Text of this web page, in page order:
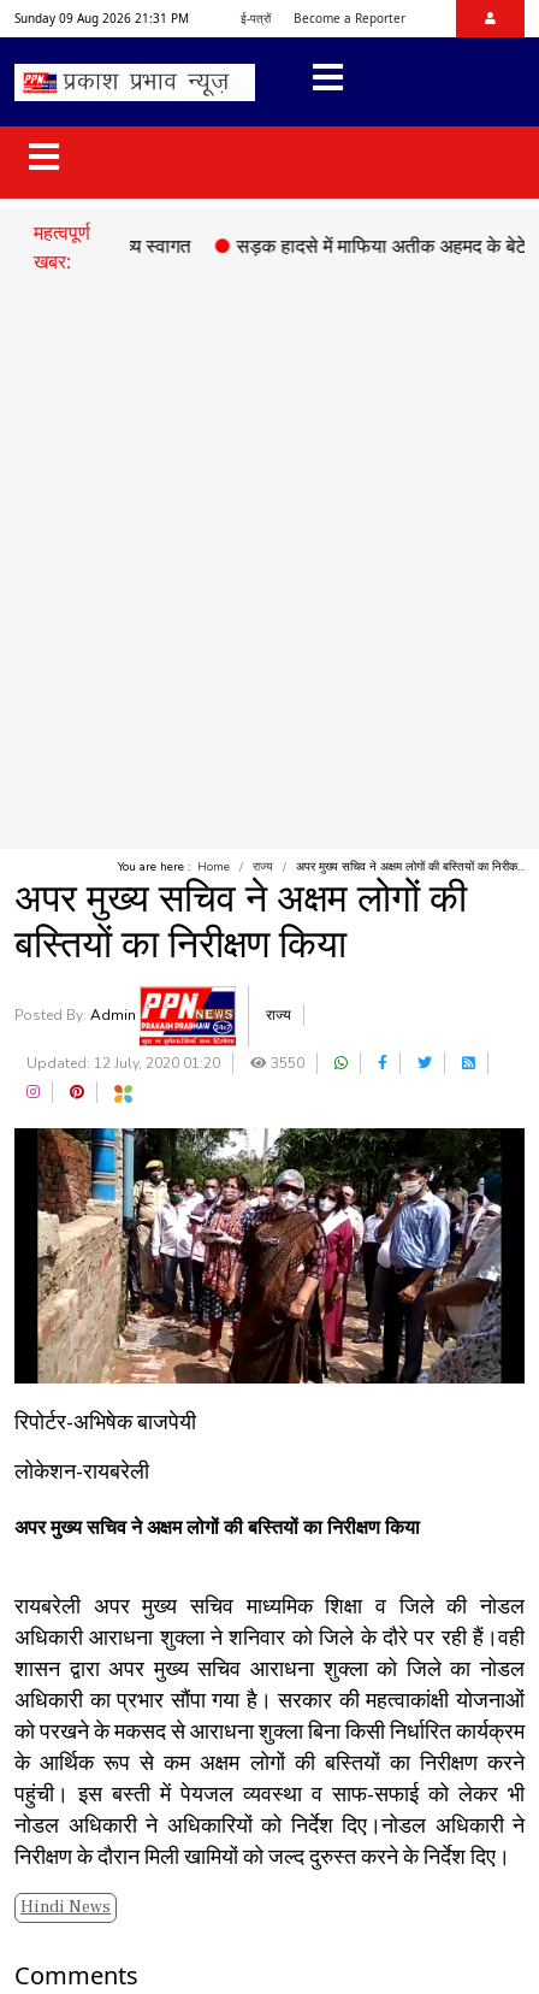
Sunday 09 Aug 2026 21:31 PM ई-पत्रों Become a Reporter
महत्वपूर्ण
खबर:
में हुआ भव्य स्वागत ●सड़क हादसे में माफिया अतीक अहमद के बेटे अबान की
You are here : Home राज्य अपर मुख्य सचिव ने अक्षम लोगों की बस्तियों का निरीक...
अपर मुख्य सचिव ने अक्षम लोगों की
बस्तियों का निरीक्षण किया
Posted By: Admin राज्य
Updated: 12 July, 2020 01:20 3550
रिपोर्टर-अभिषेक बाजपेयी
लोकेशन-रायबरेली
अपर मुख्य सचिव नेअक्षम लोगों की बस्तियों का निरीक्षण किया
रायबरेली अपर मुख्य सचिव माध्यमिक शिक्षा व जिले की नोडल
अधिकारी आराधना शुक्ला ने शनिवार को जिले के दौरे पर रही हैं।वही
शासन द्वारा अपर मुख्य सचिव आराधना शुक्ला को जिले का नोडल
अधिकारी का प्रभार सौंपा गया है। सरकार की महत्वाकांक्षी योजनाओं
को परखने के मकसद से आराधना शुक्ला बिना किसी निर्धारित कार्यक्रम
के आर्थिक रूप से कम अक्षम लोगों की बस्तियों का निरीक्षण करने
पहुंची। इस बस्ती में पेयजल व्यवस्था व साफ-सफाई को लेकर भी
नोडल अधिकारी ने अधिकारियों को निर्देश दिए।नोडल अधिकारी ने
निरीक्षण के दौरान मिली खामियों को जल्द दुरुस्त करने के निर्देश दिए।
Hindi News
Comments